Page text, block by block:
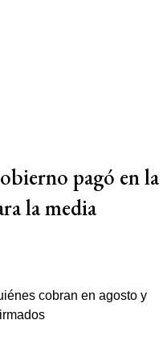
pagó en la
la media